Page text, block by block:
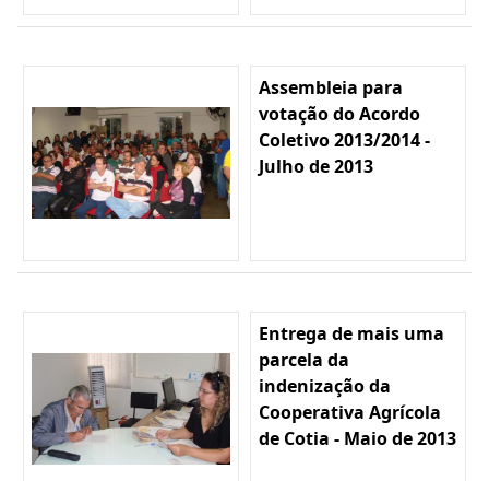
Assembleia para
votação do Acordo
Coletivo 2013/2014 -
Julho de 2013
Entrega de mais uma
parcela da
indenização da
Cooperativa Agrícola
de Cotia - Maio de 2013